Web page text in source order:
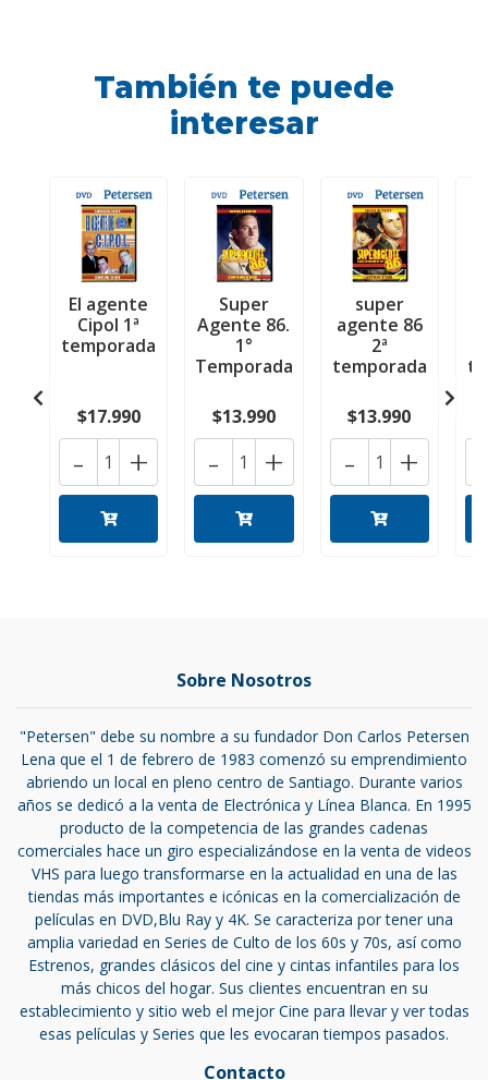
También te puede
interesar
El agente
Cipol 1ª
temporada
$17.990
+
-
Super
Agente 86.
1°
Temporada
$13.990
+
-
super
agente 86
2ª
temporada
$13.990
+
-
Sobre Nosotros
"Petersen" debe su nombre a su fundador Don Carlos Petersen
Lena que el 1 de febrero de 1983 comenzó su emprendimiento
abriendo un local en pleno centro de Santiago. Durante varios
años se dedicó a la venta de Electrónica y Línea Blanca. En 1995
producto de la competencia de las grandes cadenas
comerciales hace un giro especializándose en la venta de videos
VHS para luego transformarse en la actualidad en una de las
tiendas más importantes e icónicas en la comercialización de
películas en DVD,Blu Ray y 4K. Se caracteriza por tener una
amplia variedad en Series de Culto de los 60s y 70s, así como
Estrenos, grandes clásicos del cine y cintas infantiles para los
más chicos del hogar. Sus clientes encuentran en su
establecimiento y sitio web el mejor Cine para llevar y ver todas
esas películas y Series que les evocaran tiempos pasados.
Contacto